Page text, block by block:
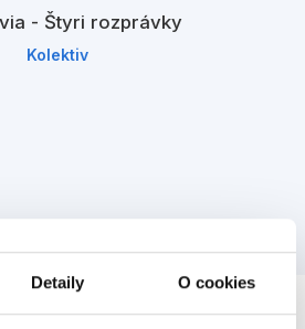
Detaily O cookies
- Štyri rozprávky
Kolektiv